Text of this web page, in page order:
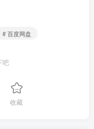
# 百度网盘
吧
收藏